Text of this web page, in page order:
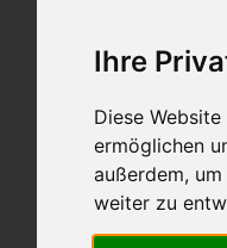
Ihre
Diese
ermöglichen
außerdem,
weiter zu
Startseite